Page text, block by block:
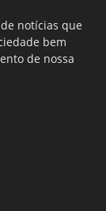
notícias que
bem
de nossa